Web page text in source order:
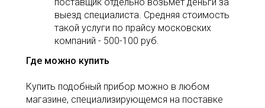
выезд специалиста. Средняя стоимость
такой услуги по прайсу московских
компаний - 500-100 руб.
Где можно купить
Купить подобный прибор можно в любом
магазине, специализирующемся на поставке